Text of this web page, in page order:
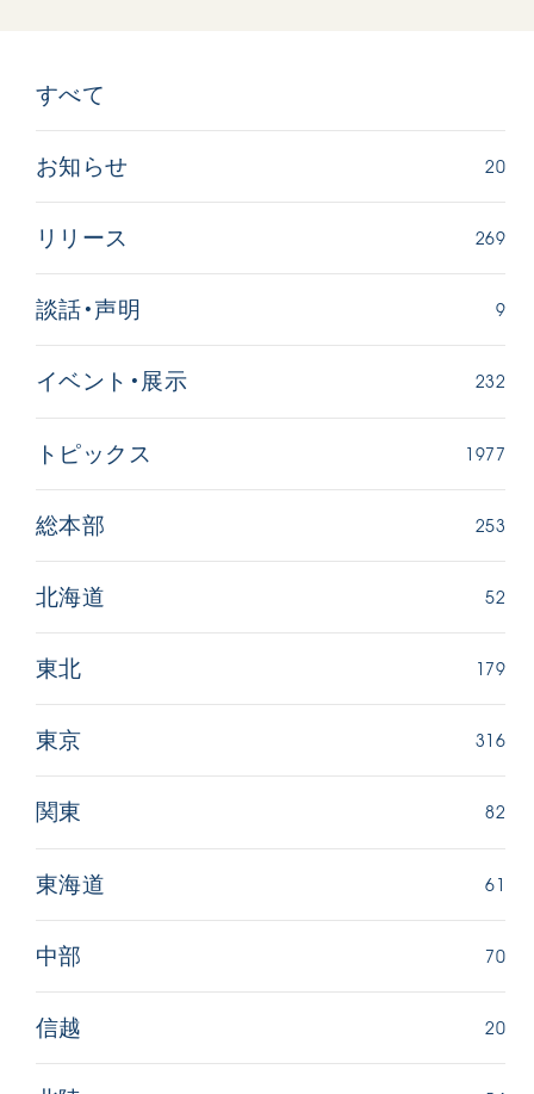
すべて
お知らせ 20
リリース 269
談話・声明 9
イベント・展示 232
トピックス 1977
総本部 253
北海道 52
東北 179
東京 316
関東 82
東海道 61
中部 70
信越 20